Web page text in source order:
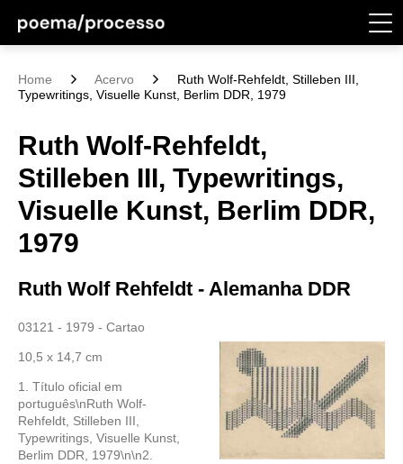
Home Acervo
Ruth Wolf-Rehfeldt, Stilleben III,
Typewritings, Visuelle Kunst, Berlim DDR, 1979
Ruth Wolf-Rehfeldt,
Stilleben III, Typewritings,
Visuelle Kunst, Berlim DDR,
1979
Ruth Wolf Rehfeldt - Alemanha DDR
03121 - 1979 - Cartao
10,5 x 14,7 cm
1. Título oficial em
português\nRuth Wolf-
Rehfeldt, Stilleben III,
Typewritings, Visuelle Kunst,
Berlim DDR, 1979\n\n2.